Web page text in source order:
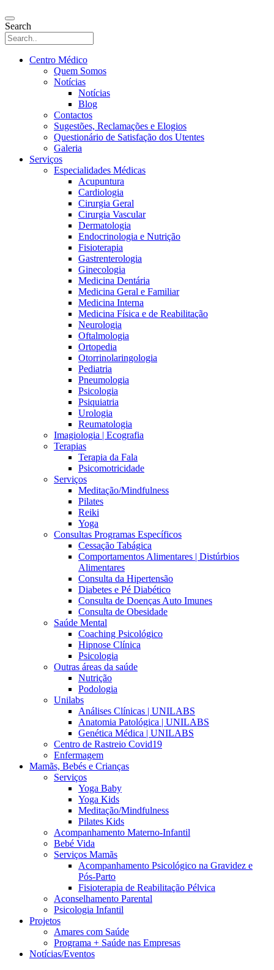
Search
Centro Médico
Quem Somos
Notícias
Notícias
Blog
Contactos
Sugestões, Reclamações e Elogios
Questionário de Satisfação dos Utentes
Galeria
Serviços
Especialidades Médicas
Acupuntura
Cardiologia
Cirurgia Geral
Cirurgia Vascular
Dermatologia
Endocrinologia e Nutrição
Fisioterapia
Gastrenterologia
Ginecologia
Medicina Dentária
Medicina Geral e Familiar
Medicina Interna
Medicina Física e de Reabilitação
Neurologia
Oftalmologia
Ortopedia
Otorrinolaringologia
Pediatria
Pneumologia
Psicologia
Psiquiatria
Urologia
Reumatologia
Imagiologia | Ecografia
Terapias
Terapia da Fala
Psicomotricidade
Serviços
Meditação/Mindfulness
Pilates
Reiki
Yoga
Consultas Programas Específicos
Cessação Tabágica
Comportamentos Alimentares | Distúrbios
Alimentares
Consulta da Hipertensão
Diabetes e Pé Diabético
Consulta de Doenças Auto Imunes
Consulta de Obesidade
Saúde Mental
Coaching Psicológico
Hipnose Clínica
Psicologia
Outras áreas da saúde
Nutrição
Podologia
Unilabs
Análises Clínicas | UNILABS
Anatomia Patológica | UNILABS
Genética Médica | UNILABS
Centro de Rastreio Covid19
Enfermagem
Mamãs, Bebés e Crianças
Serviços
Yoga Baby
Yoga Kids
Meditação/Mindfulness
Pilates Kids
Acompanhamento Materno-Infantil
Bebé Vida
Serviços Mamãs
Acompanhamento Psicológico na Gravidez e
Pós-Parto
Fisioterapia de Reabilitação Pélvica
Aconselhamento Parental
Psicologia Infantil
Projetos
Amares com Saúde
Programa + Saúde nas Empresas
Notícias/Eventos